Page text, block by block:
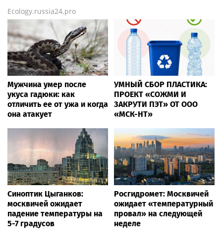
Ecology.russia24.pro
Мужчина умер после
укуса гадюки: как
отличить ее от ужа и когда
она атакует
УМНЫЙ СБОР ПЛАСТИКА:
ПРОЕКТ «СОЖМИ И
ЗАКРУТИ ПЭТ» ОТ ООО
«МСК-НТ»
Синоптик Цыганков:
москвичей ожидает
падение температуры на
5-7 градусов
Росгидромет: Москвичей
ожидает «температурный
провал» на следующей
неделе